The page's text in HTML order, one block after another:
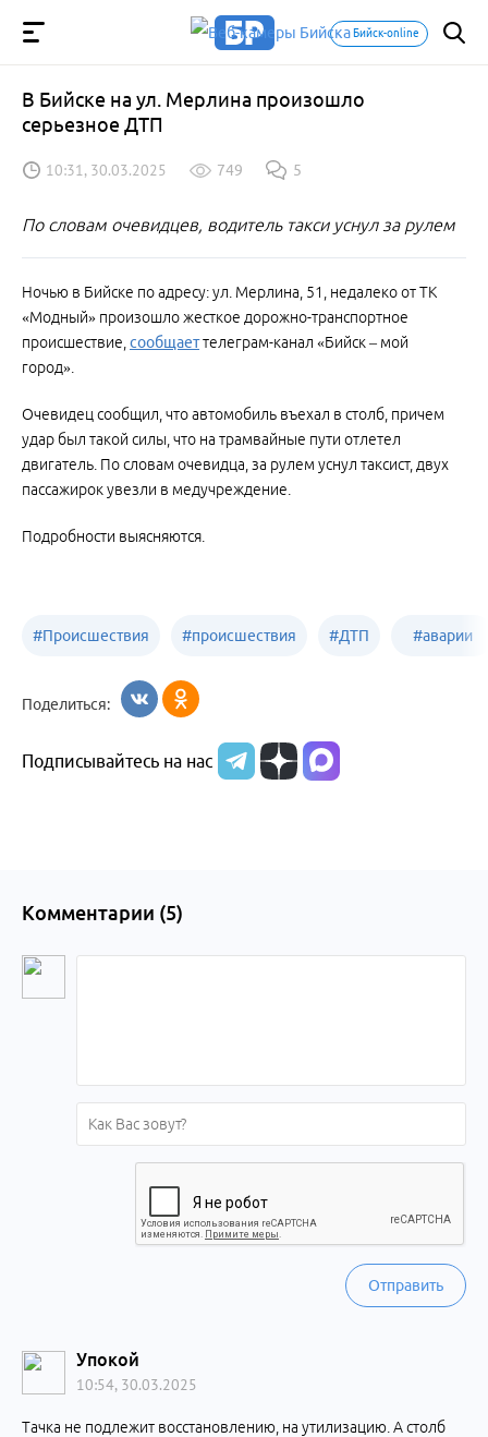
Бийск-online
В Бийске на ул. Мерлина произошло
серьезное ДТП
10:31, 30.03.2025 749 5
По словам очевидцев, водитель такси уснул за рулем
Ночью в Бийске по адресу: ул. Мерлина, 51, недалеко от ТК
«Модный» произошло жесткое дорожно-транспортное
происшествие, сообщаеттелеграм-канал «Бийск – мой
город».
Очевидец сообщил, что автомобиль въехал в столб, причем
удар был такой силы, что на трамвайные пути отлетел
двигатель. По словам очевидца, за рулем уснул таксист, двух
пассажирок увезли в медучреждение.
Подробности выясняются.
#Происшествия #происшествия
Алтайский край
#ДТП #аварии
Поделиться:
Подписывайтесь на нас
Комментарии (5)
Отправить
Упокой
10:54, 30.03.2025
Тачка не подлежит восстановлению, на утилизацию. А столб